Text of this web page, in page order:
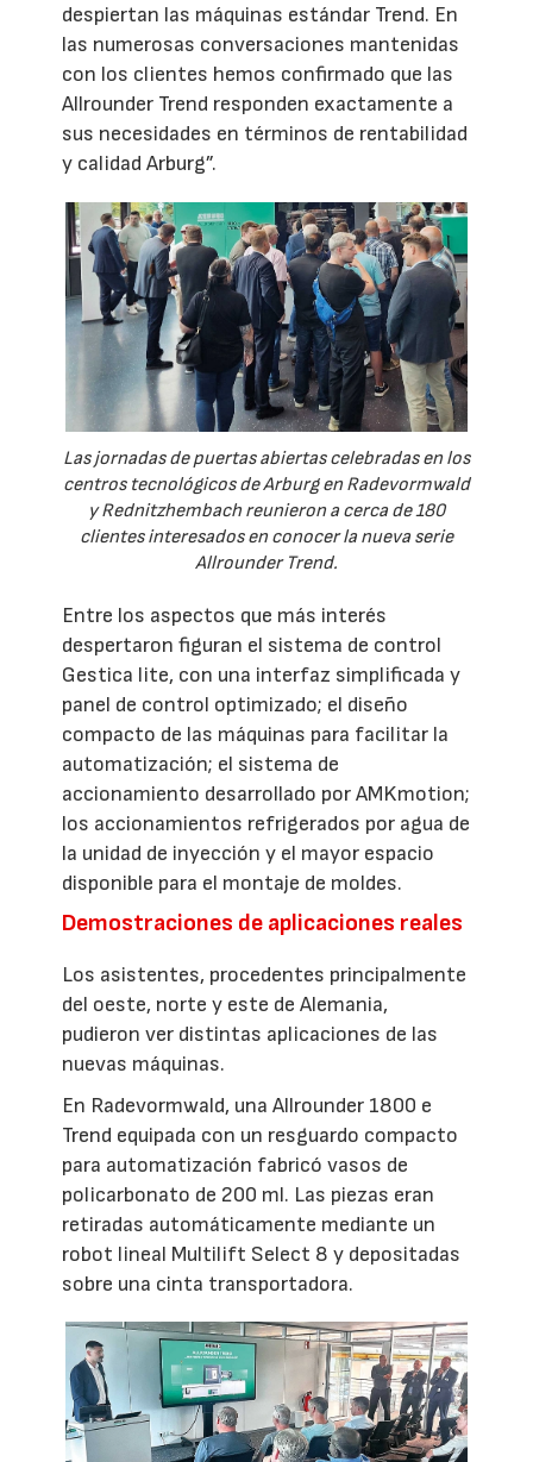
despiertan las máquinas estándar Trend. En
las numerosas conversaciones mantenidas
con los clientes hemos confirmado que las
Allrounder Trend responden exactamente a
sus necesidades en términos de rentabilidad
y calidad Arburg”.
Las jornadas de puertas abiertas celebradas en los
centros tecnológicos de Arburg en Radevormwald
y Rednitzhembach reunieron a cerca de 180
clientes interesados en conocer la nueva serie
Allrounder Trend.
Entre los aspectos que más interés
despertaron figuran el sistema de control
Gestica lite, con una interfaz simplificada y
panel de control optimizado; el diseño
compacto de las máquinas para facilitar la
automatización; el sistema de
accionamiento desarrollado por AMKmotion;
los accionamientos refrigerados por agua de
la unidad de inyección y el mayor espacio
disponible para el montaje de moldes.
Demostraciones de aplicaciones reales
Los asistentes, procedentes principalmente
del oeste, norte y este de Alemania,
pudieron ver distintas aplicaciones de las
nuevas máquinas.
En Radevormwald, una Allrounder 1800 e
Trend equipada con un resguardo compacto
para automatización fabricó vasos de
policarbonato de 200 ml. Las piezas eran
retiradas automáticamente mediante un
robot lineal Multilift Select 8 y depositadas
sobre una cinta transportadora.